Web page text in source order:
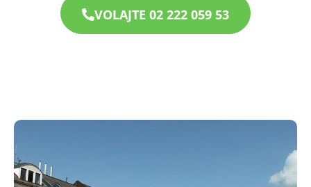
VOLAJTE 02 222 059 53